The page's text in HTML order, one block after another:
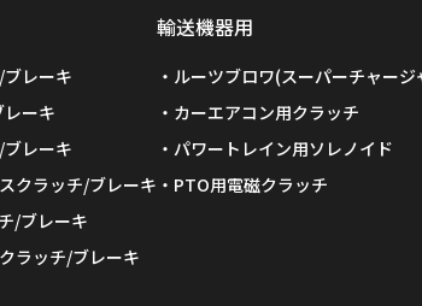
レーキ
ーキ
レーキ
クラッチ/ブレーキ
/ブレーキ
ラッチ/ブレーキ
輸送機器用
ルーツブロワ(スーパーチャージ
カーエアコン用クラッチ
パワートレイン用ソレノイド
PTO用電磁クラッチ